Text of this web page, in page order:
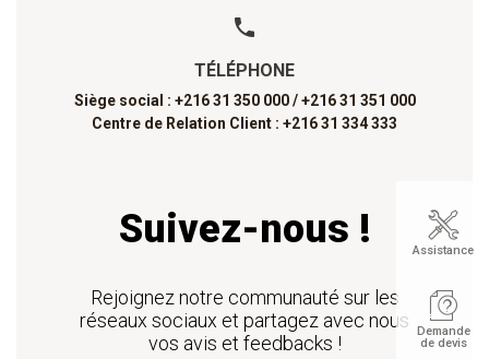
TÉLÉPHONE
Siège social : +216 31 350 000 / +216 31 351 000
Centre de Relation Client : +216 31 334 333
Suivez-nous !
Rejoignez notre communauté sur les
réseaux sociaux et partagez avec nous
vos avis et feedbacks !
Assistance
Demande
de devis